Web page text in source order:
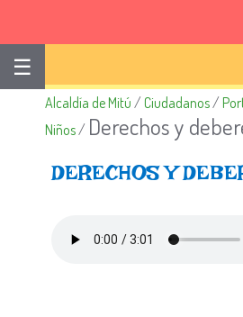
☰
Alcaldía de Mitú / Ciudadanos/
Niños/ Derechos y
DERECHOS Y